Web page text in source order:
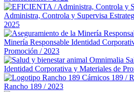
Administra, Controla y Supervisa
2025
Minería Responsable Identidad
Promoción / 2023
Omnimalia
Identidad Corporativa y Materiales de
Cárnicos 189 /
Rancho 189 / 2023